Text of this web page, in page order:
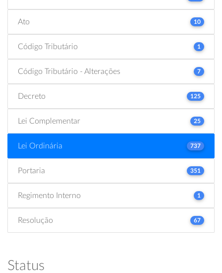
Ato 10
Código Tributário 1
Código Tributário - Alterações 7
Decreto 125
Lei Complementar 25
Lei Ordinária 737
Portaria 351
Regimento Interno 1
Resolução 67
Status